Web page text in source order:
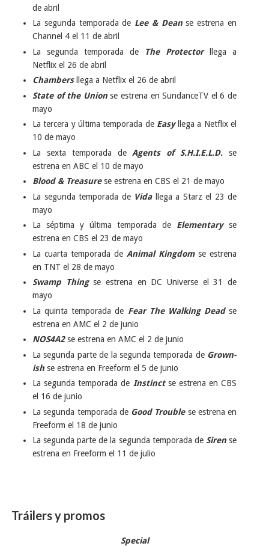
de abril
La segunda temporada de Lee & Deanse estrena en
Channel 4 el 11 de abril
La segunda temporada de
The Protectorllega a
Netflix el 26 de abril
Chambersllega a Netflix el 26 de abril
State of the Unionse estrena en SundanceTV el 6 de
mayo
La tercera y última temporada de Easyllega a Netflix el
10 de mayo
La sexta temporada deAgents of S.H.I.E.L.D. se
estrena en ABC el 10 de mayo
Blood & Treasurese estrena en CBS el 21 de mayo
La segunda temporada de Vidallega a Starz el 23 de
mayo
La séptima y última temporada de Elementaryse
estrena en CBS el 23 de mayo
La cuarta temporada de Animal Kingdomse estrena
en TNT el 28 de mayo
Swamp Thingse estrena en DC Universe el 31 de
mayo
La quinta temporada de Fear The Walking Deadse
estrena en AMC el 2 de junio
NOS4A2se estrena en AMC el 2 de junio
La segunda parte de la segunda temporada de Grown-
ish se estrena en Freeform el 5 de junio
La segunda temporada de Instinctse estrena en CBS
el 16 de junio
La segunda temporada de Good Troublese estrena en
Freeform el 18 de junio
La segunda parte de la segunda temporada de Sirense
estrena en Freeform el 11 de julio
Tráilers y promos
Special